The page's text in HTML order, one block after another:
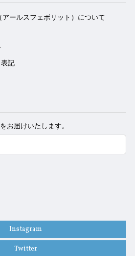
アールスフェボリット）について
記
お届けいたします。
Instagram
Twitter